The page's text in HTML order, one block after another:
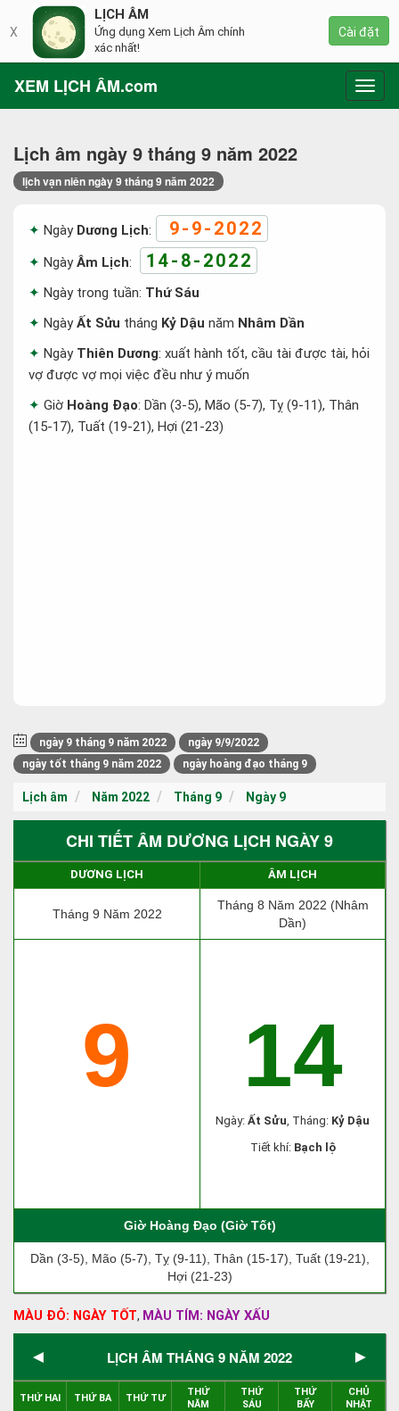
XEM LỊCH ÂM.com
Lịch âm ngày 9 tháng 9 năm 2022
lịch vạn niên ngày 9 tháng 9 năm 2022
Ngày Dương Lịch: 9-9-2022
NgàyÂm Lịch: 14-8-2022
Ngày trong tuần: Thứ Sáu
NgàyẤt Sửu tháng Kỷ Dậu năm Nhâm Dần
Ngày Thiên Dương: xuất hành tốt, cầu tài được tài, hỏi
vợ được vợ mọi việc đều như ý muốn
Giờ Hoàng Đạo: Dần (3-5), Mão (5-7), Tỵ (9-11), Thân
(15-17), Tuất (19-21), Hợi (21-23)
ngày 9 tháng 9 năm 2022
ngày 9/9/2022
ngày tốt tháng 9 năm 2022
ngày hoàng đạo tháng 9
Lịch âm Năm 2022 Tháng 9 Ngày 9
CHI TIẾT ÂM DƯƠNG LỊCH NGÀY 9
DƯƠNG LỊCH ÂM LỊCH
Tháng 9 Năm 2022
Tháng 8 Năm 2022 (Nhâm
Dần)
9 14
Ngày: Ất Sửu, Tháng: Kỷ Dậu
Tiết khí: Bạch lộ
Giờ Hoàng Đạo (Giờ Tốt)
Dần (3-5), Mão (5-7), Tỵ (9-11), Thân (15-17), Tuất (19-21),
Hợi (21-23)
MÀU ĐỎ: NGÀY TỐT, MÀU TÍM: NGÀY XẤU
◄ LỊCH ÂM THÁNG 9 NĂM 2022 ►
THỨ HAI THỨ BA THỨ TƯ
THỨ
NĂM
THỨ
SÁU
THỨ
BẨY
CHỦ
NHẬT
X
LỊCH ÂM
Ứng dụng Xem Lịch Âm chính
xác nhất!
Cài đặt